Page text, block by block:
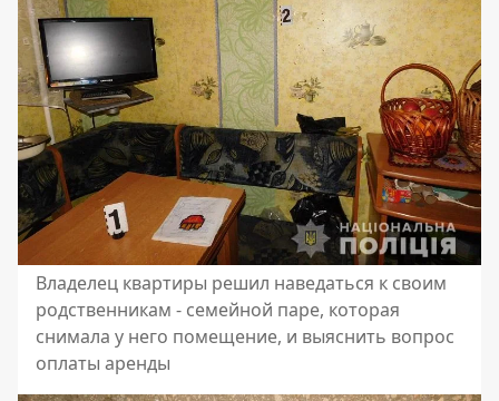
Владелец квартиры решил наведаться к своим
родственникам - семейной паре, которая
снимала у него помещение, и выяснить вопрос
оплаты аренды